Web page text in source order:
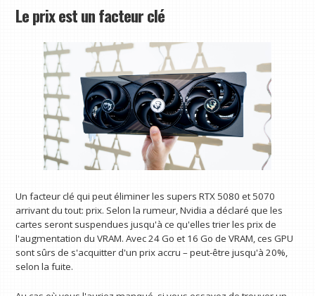
Le prix est un facteur clé
Un facteur clé qui peut éliminer les supers RTX 5080 et 5070
arrivant du tout: prix. Selon la rumeur, Nvidia a déclaré que les
cartes seront suspendues jusqu'à ce qu'elles trier les prix de
l'augmentation du VRAM. Avec 24 Go et 16 Go de VRAM, ces GPU
sont sûrs de s'acquitter d'un prix accru – peut-être jusqu'à 20%,
selon la fuite.